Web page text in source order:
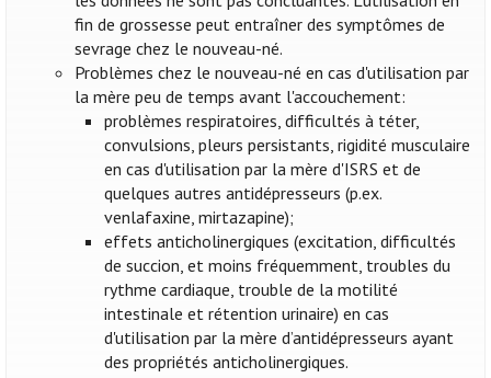
fin de grossesse peut entraîner des symptômes de
sevrage chez le nouveau-né.
Problèmes chez le nouveau-né en cas d'utilisation par
la mère peu de temps avant l'accouchement:
problèmes respiratoires, difficultés à téter,
convulsions, pleurs persistants, rigidité musculaire
en cas d'utilisation par la mère d'ISRS et de
quelques autres antidépresseurs (p.ex.
venlafaxine, mirtazapine);
effets anticholinergiques (excitation, difficultés
de succion, et moins fréquemment, troubles du
rythme cardiaque, trouble de la motilité
intestinale et rétention urinaire) en cas
d'utilisation par la mère d’antidépresseurs ayant
des propriétés anticholinergiques.